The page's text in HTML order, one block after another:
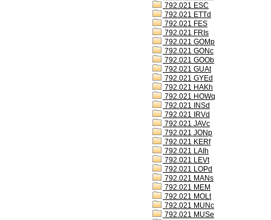
792.021 ESC
792.021 ETTd
792.021 FES
792.021 FRIs
792.021 GOMp
792.021 GONc
792.021 GOOb
792.021 GUAt
792.021 GYEd
792.021 HAKh
792.021 HOWq
792.021 INSd
792.021 IRVd
792.021 JAVc
792.021 JONp
792.021 KERf
792.021 LAIh
792.021 LEVt
792.021 LOPd
792.021 MANs
792.021 MEM
792.021 MOLt
792.021 MUNc
792.021 MUSe